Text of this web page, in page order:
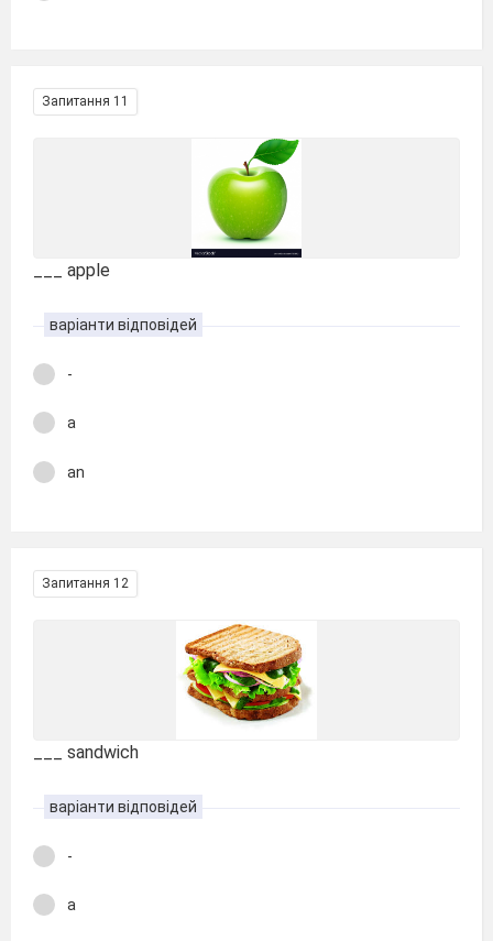
Запитання 11
___ apple
варіанти відповідей
-
a
an
Запитання 12
___ sandwich
варіанти відповідей
-
a